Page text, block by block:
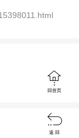

回首页

返 回